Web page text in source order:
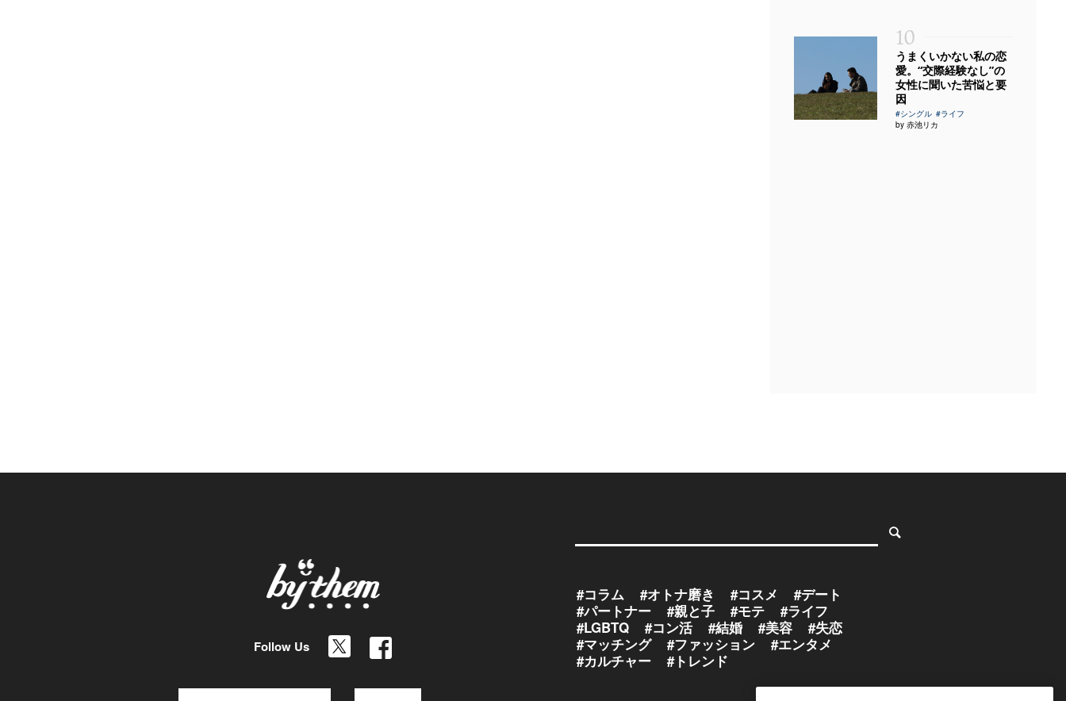
10
うまくいかない私の恋
愛。“交際経験なし”の
女性に聞いた苦悩と要
因
#シングル #ライフ
by 赤池リカ
Follow Us
#コラム #オトナ磨き #コスメ
#デート
#パートナー
#親と子 #モテ
#ライフ
#LGBTQ
#コン活 #結婚 #美容
#失恋
#マッチング
#ファッション
#エンタメ
#カルチャー
#トレンド